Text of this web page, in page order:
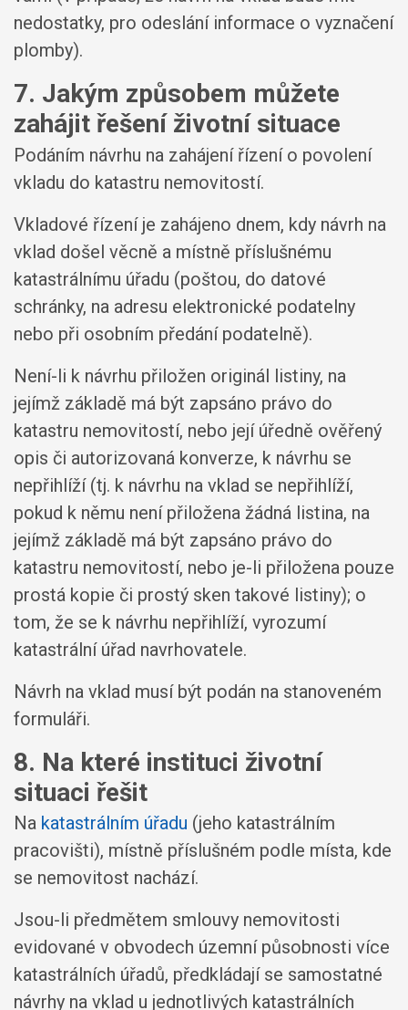
nedostatky, pro odeslání informace o vyznačení
plomby).
7. Jakým způsobem můžete
zahájit řešení životní situace
Podáním návrhu na zahájení řízení o povolení
vkladu do katastru nemovitostí.
Vkladové řízení je zahájeno dnem, kdy návrh na
vklad došel věcně a místně příslušnému
katastrálnímu úřadu (poštou, do datové
schránky, na adresu elektronické podatelny
nebo při osobním předání podatelně).
Není-li k návrhu přiložen originál listiny, na
jejímž základě má být zapsáno právo do
katastru nemovitostí, nebo její úředně ověřený
opis či autorizovaná konverze, k návrhu se
nepřihlíží (tj. k návrhu na vklad se nepřihlíží,
pokud k němu není přiložena žádná listina, na
jejímž základě má být zapsáno právo do
katastru nemovitostí, nebo je-li přiložena pouze
prostá kopie či prostý sken takové listiny); o
tom, že se k návrhu nepřihlíží, vyrozumí
katastrální úřad navrhovatele.
Návrh na vklad musí být podán na stanoveném
formuláři.
8. Na které instituci životní
situaci řešit
Na katastrálním úřadu (jeho katastrálním
pracovišti), místně příslušném podle místa, kde
se nemovitost nachází.
Jsou-li předmětem smlouvy nemovitosti
evidované v obvodech územní působnosti více
katastrálních úřadů, předkládají se samostatné
návrhy na vklad u jednotlivých katastrálních